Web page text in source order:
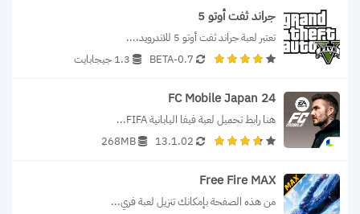
جراند ثفت أوتو 5
تعتبر لعبة جراند ثفت أوتو 5 للاندرويد،...
0.7-BETA
1.3 جيجابايت
FC Mobile Japan 24
هنا رابط تحميل لعبة فيفا اليابانية FIFA...
13.1.02
268MB
Free Fire MAX
من هذه الصفحة بإمكانك تنزيل لعبة فري...